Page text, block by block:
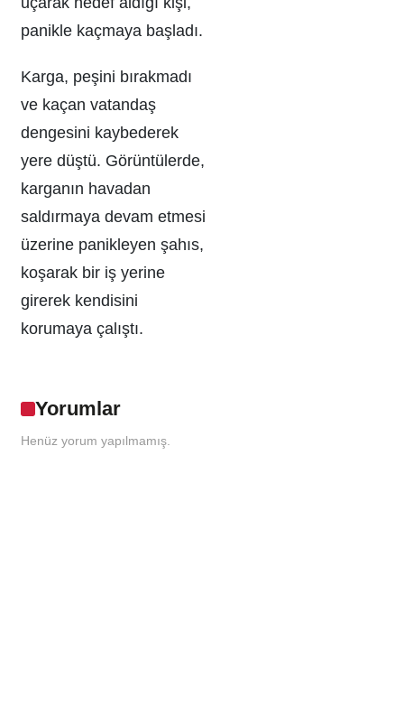
panikle kaçmaya başladı.
Karga, peşini bırakmadı
ve kaçan vatandaş
dengesini kaybederek
yere düştü. Görüntülerde,
karganın havadan
saldırmaya devam etmesi
üzerine panikleyen şahıs,
koşarak bir iş yerine
girerek kendisini
korumaya çalıştı.
Yorumlar
Henüz yorum yapılmamış.